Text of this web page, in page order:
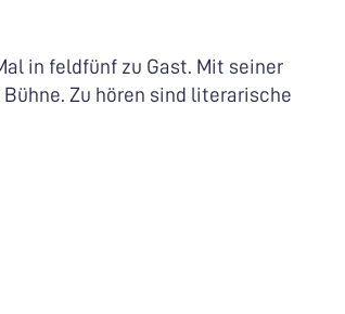
in feldfünf zu Gast. Mit seiner
Zu hören sind literarische